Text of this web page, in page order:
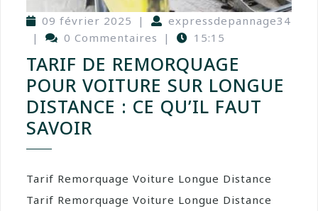
09 février 2025 |
expressdepannage34
|
0 Commentaires | 15:15
TARIF DE REMORQUAGE
POUR VOITURE SUR LONGUE
DISTANCE : CE QU’IL FAUT
SAVOIR
Tarif Remorquage Voiture Longue Distance
Tarif Remorquage Voiture Longue Distance